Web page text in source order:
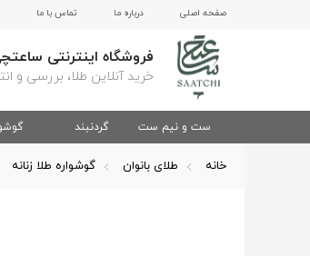
صفحه اصلی درباره ما تماس با ما
فروشگاه اینترنتی
خرید آنلاین طلا، بررسی و
ست و نیم ست گردنبند
خانه طلای بانوان گوشواره طلا زنانه